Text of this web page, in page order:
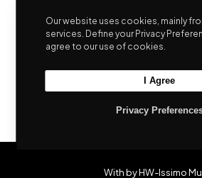
穩固耐用、精美的工程設計，
觀出色、音色卓越和手感優異
With by HW-Issimo
Our website uses cookies, mainly
services. Define your Privacy
agree to our use of cookies.
Privacy
I Agree